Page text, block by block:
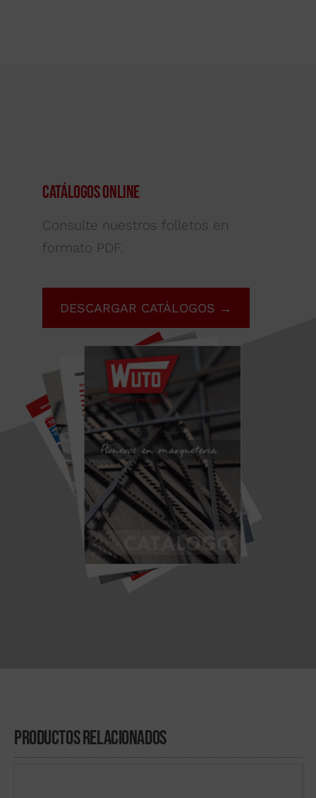
Catálogos Online
Consulte nuestros folletos en
formato PDF.
DESCARGAR CATÁLOGOS →
Productos Relacionados